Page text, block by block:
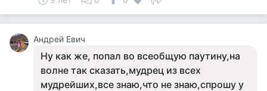
Андрей Евич
Ну как же, попал во всеобщую паутину,на
волне так сказать,мудрец из всех
мудрейших,все знаю,что не знаю,спрошу у